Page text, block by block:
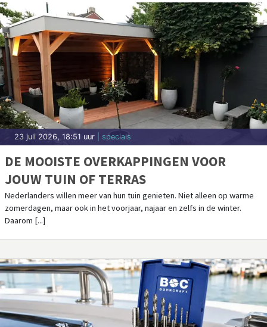
23 juli 2026, 18:51 uur | specials
DE MOOISTE OVERKAPPINGEN VOOR
JOUW TUIN OF TERRAS
Nederlanders willen meer van hun tuin genieten. Niet alleen op warme
zomerdagen, maar ook in het voorjaar, najaar en zelfs in de winter.
Daarom [...]